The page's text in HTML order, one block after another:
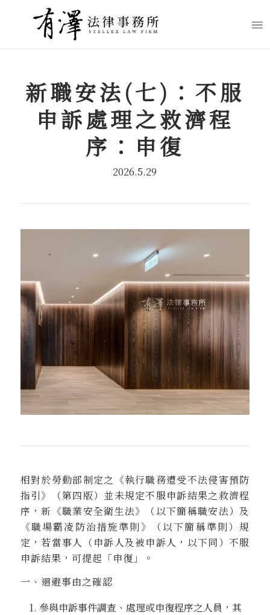
新職安法(七)：不服
申訴處理之救濟程
序：申復
2026.5.29
相對於勞動部制定之《執行職務遭受不法侵害預防
指引》（第四版）並未規定不服申訴結果之救濟程
序，新《職業安全衛生法》（以下簡稱職安法）及
《職場霸凌防治措施準則》（以下簡稱準則）規
定，若當事人（申訴人及被申訴人，以下同）不服
申訴結果，可提起「申復」。
一、迴避事由之確認
參與申訴事件調查、處理或申復程序之人員，其